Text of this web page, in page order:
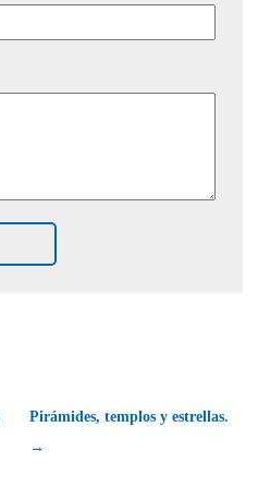
Pirámides, templos y estrellas.
→